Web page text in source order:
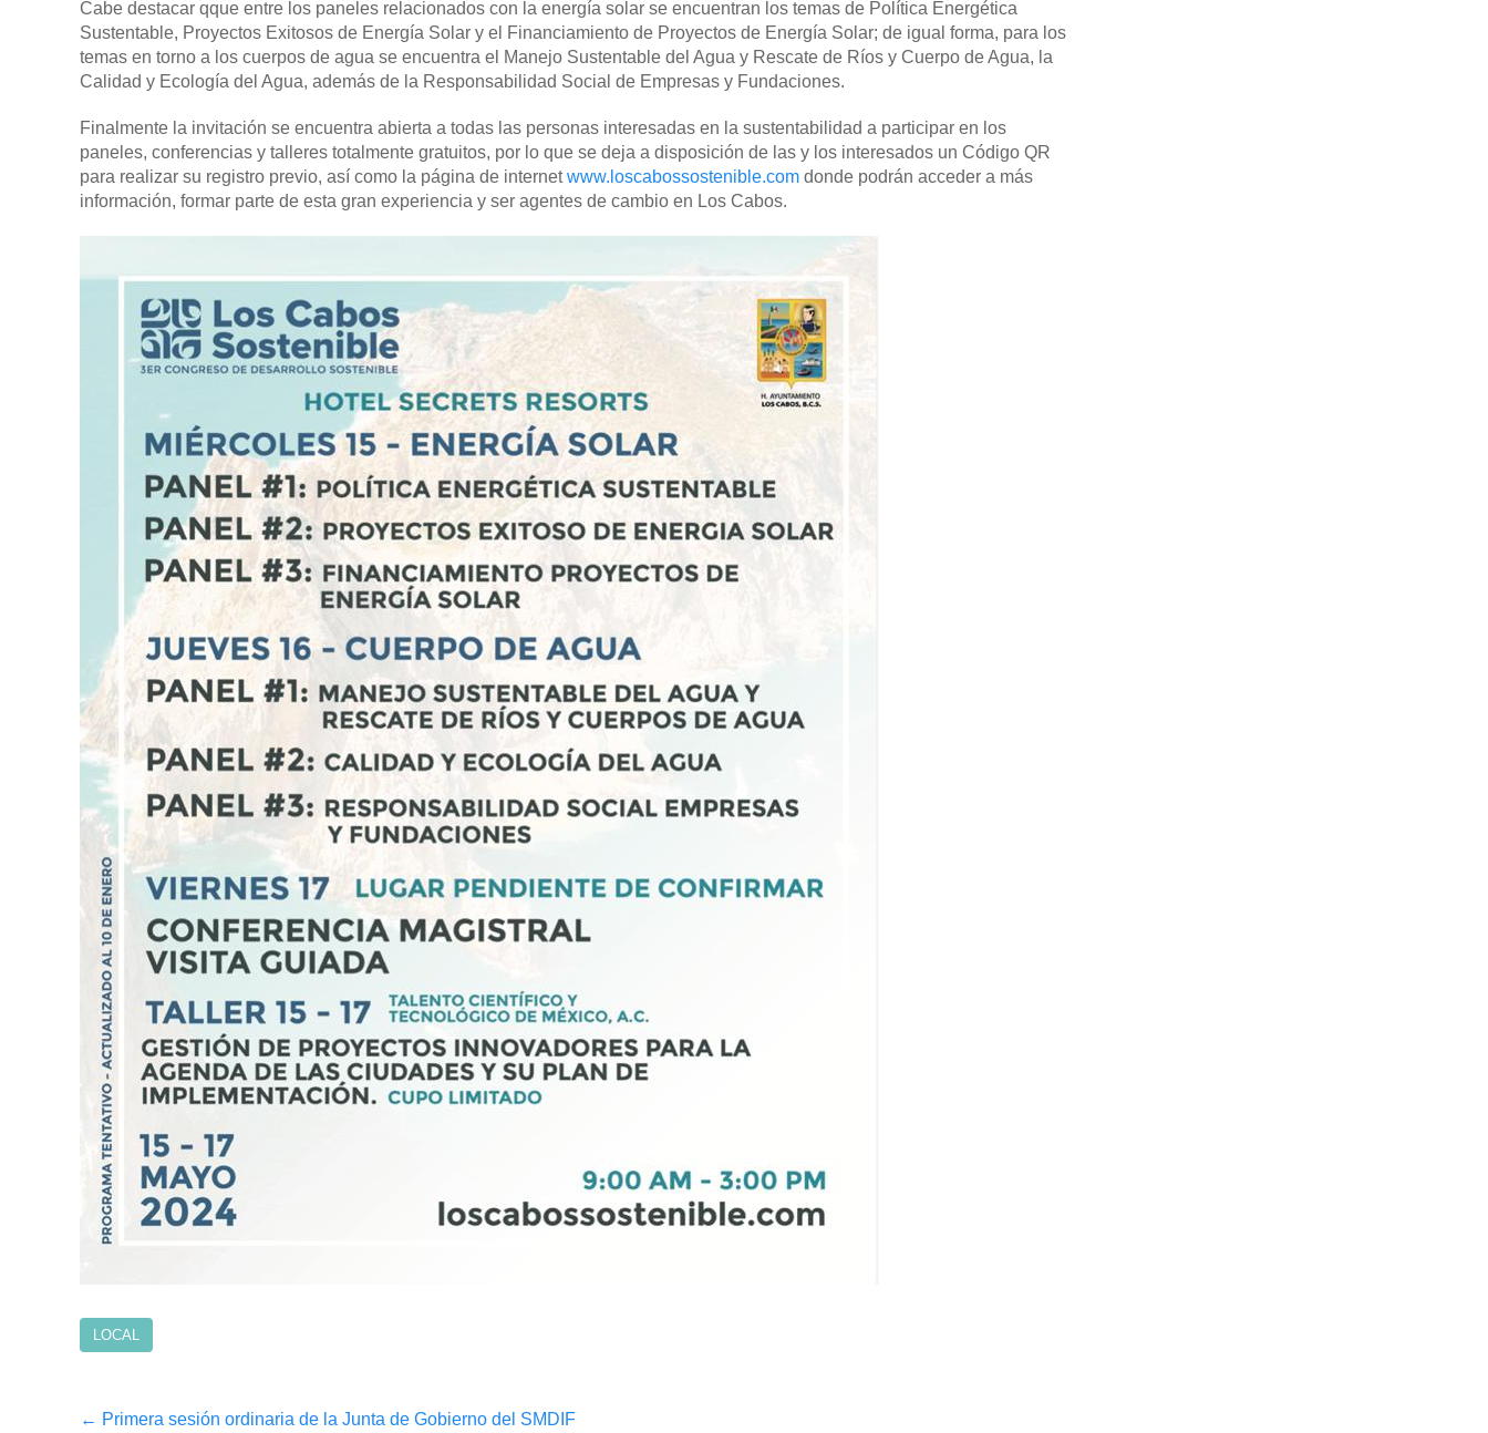
Cabe destacar qque entre los paneles relacionados con la energía solar se encuentran los temas de Política Energética
Sustentable, Proyectos Exitosos de Energía Solar y el Financiamiento de Proyectos de Energía Solar; de igual forma, para los
temas en torno a los cuerpos de agua se encuentra el Manejo Sustentable del Agua y Rescate de Ríos y Cuerpo de Agua, la
Calidad y Ecología del Agua, además de la Responsabilidad Social de Empresas y Fundaciones.
Finalmente la invitación se encuentra abierta a todas las personas interesadas en la sustentabilidad a participar en los
paneles, conferencias y talleres totalmente gratuitos, por lo que se deja a disposición de las y los interesados un Código QR
para realizar su registro previo, así como la página de internetwww.loscabossostenible.com donde podrán acceder a más
información, formar parte de esta gran experiencia y ser agentes de cambio en Los Cabos.
LOCAL
Post
← Primera sesión ordinaria de la Junta de Gobierno del SMDIF